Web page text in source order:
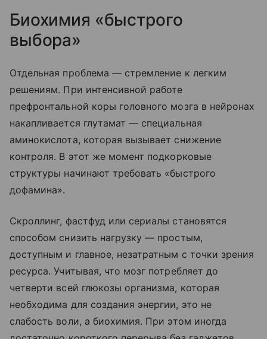
Биохимия «быстрого
выбора»
Отдельная проблема — стремление к легким
решениям. При интенсивной работе
префронтальной коры головного мозга в нейронах
накапливается глутамат — специальная
аминокислота, которая вызывает снижение
контроля. В этот же момент подкорковые
структуры начинают требовать «быстрого
дофамина».
Скроллинг, фастфуд или сериалы становятся
способом снизить нагрузку — простым,
доступным и главное, незатратным с точки зрения
ресурса. Учитывая, что мозг потребляет до
четверти всей глюкозы организма, которая
необходима для создания энергии, это не
слабость воли, а биохимия. При этом иногда